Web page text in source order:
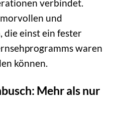
verbindet.
und
die einst ein fester
waren
können.
Mehr als nur